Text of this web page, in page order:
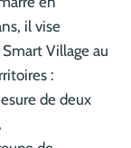
il vise
Village au
:
de deux